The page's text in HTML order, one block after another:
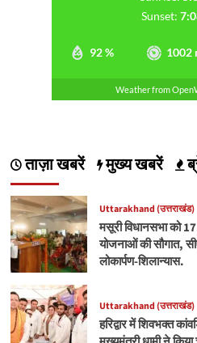
92 % 1002
Sunset:
Weather from
ताज़ा खबरें मुख्य खबरें
Uttarakhand (उत्तराखंड)
मसूरी विधानसभा को
योजनाओं की सौगात,
लोकार्पण-शिलान्यास.
Uttarakhand (उत्तराखंड)
हरिद्वार में शिवभक्त